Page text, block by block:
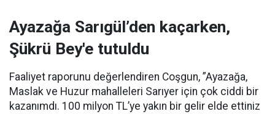
Ayazağa Sarıgül’den kaçarken,
Şükrü Bey'e tutuldu
Faaliyet raporunu değerlendiren Coşgun, ”Ayazağa,
Maslak ve Huzur mahalleleri Sarıyer için çok ciddi bir
kazanımdı. 100 milyon TL’ye yakın bir gelir elde ettiniz